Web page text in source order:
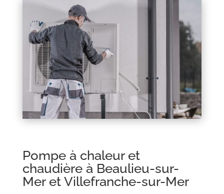
Pompe à chaleur et
chaudière à Beaulieu-sur-
Mer et Villefranche-sur-Mer